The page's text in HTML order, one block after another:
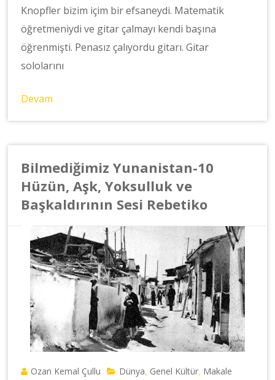
Knopfler bizim içim bir efsaneydi. Matematik
öğretmeniydi ve gitar çalmayı kendi başına
öğrenmişti. Penasız çalıyordu gitarı. Gitar
sololarını
Devam
Bilmediğimiz Yunanistan-10
Hüzün, Aşk, Yoksulluk ve
Başkaldırının Sesi Rebetiko
Ozan Kemal Çullu Dünya Genel Kültür Makale